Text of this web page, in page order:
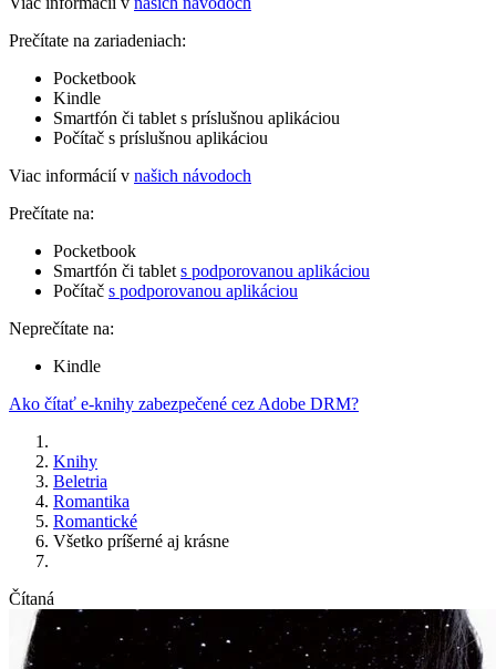
Prečítate na zariadeniach:
Pocketbook
Kindle
Smartfón či tablet s príslušnou aplikáciou
Počítač s príslušnou aplikáciou
Viac informácií v našich návodoch
Prečítate na:
Pocketbook
Smartfón či tablet s podporovanou aplikáciou
Počítač s podporovanou aplikáciou
Neprečítate na:
Kindle
Ako čítať e-knihy zabezpečené cez Adobe DRM?
Knihy
Beletria
Romantika
Romantické
Všetko príšerné aj krásne
Čítaná